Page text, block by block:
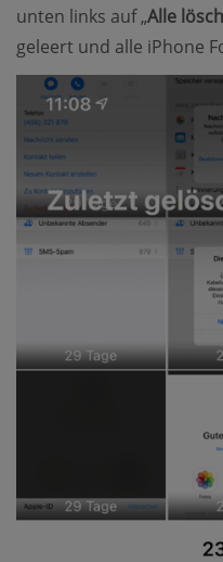
unten links auf „Alle
geleert und alle iPhone